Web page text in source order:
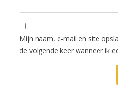
Mijn naam, e-mail en site
de volgende keer wanneer ik